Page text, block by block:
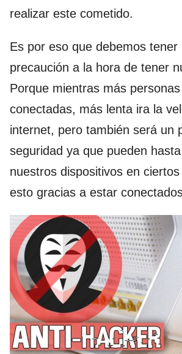
realizar este cometido.
Es por eso que debemos tener
precaución a la hora de tener
Porque mientras más
conectadas, más lenta ira la
internet, pero también será un
seguridad ya que pueden
nuestros dispositivos en
esto gracias a estar